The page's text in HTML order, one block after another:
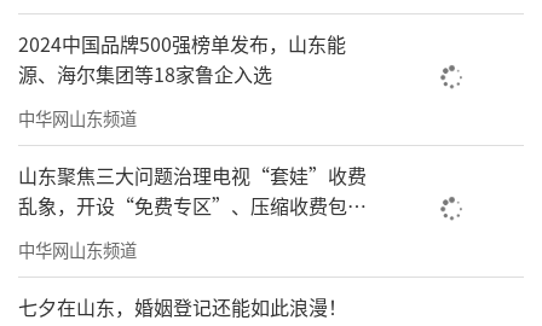
2024中国品牌500强榜单发布，山东能
源、海尔集团等18家鲁企入选
中华网山东频道
山东聚焦三大问题治理电视“套娃”收费
乱象，开设“免费专区”、压缩收费包比
例70%以上
中华网山东频道
七夕在山东，婚姻登记还能如此浪漫！